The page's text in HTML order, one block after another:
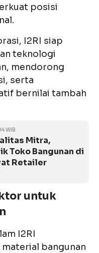
posisi
I2RI siap
teknologi
mendorong
serta
bernilai tambah
WIB
Mitra,
Toko Bangunan di
Retailer
untuk
I2RI
bangunan